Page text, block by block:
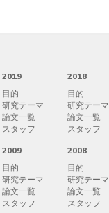
2019
目的
研究テーマ
論文一覧
スタッフ
2018
目的
研究テーマ
論文一覧
スタッフ
2009
目的
研究テーマ
論文一覧
スタッフ
2008
目的
研究テーマ
論文一覧
スタッフ